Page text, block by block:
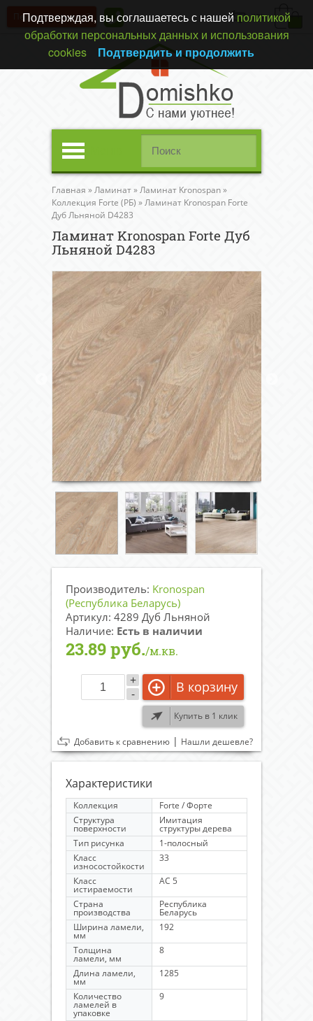
(0)
Перезвонить вам?
Главная »Ламинат»Ламинат Kronospan»
Коллекция Forte (РБ) »Ламинат Kronospan Forte
Дуб Льняной D4283
Ламинат Kronospan Forte Дуб
Льняной D4283
Производитель: Kronospan
(Республика Беларусь)
Артикул: 4289 Дуб Льняной
Наличие: Есть в наличии
23.89 руб./м.кв.
-
+ В корзину
Купить в 1 клик
Добавить к сравнению | Нашли дешевле?
Характеристики
Коллекция
Forte / Форте
Структура
поверхности
Имитация
структуры дерева
Тип рисунка
1-полосный
Класс
износостойкости
33
Класс
истираемости
AC 5
Страна
производства
Республика
Беларусь
Ширина ламели,
мм
192
Толщина
ламели, мм
8
Длина ламели,
мм
1285
Количество
ламелей в
упаковке
9
Подтверждая, вы соглашаетесь с нашей политикой
обработки персональных данных и использования
cookies
Подтвердить и продолжить